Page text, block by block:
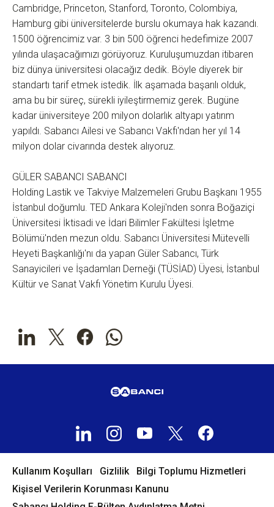
Cambridge, Princeton, Stanford, Toronto, Colombiya,
Hamburg gibi üniversitelerde burslu okumaya hak kazandı.
1500 öğrencimiz var. 3 bin 500 öğrenci hedefimize 2007
yılında ulaşacağımızı görüyoruz. Kuruluşumuzdan itibaren
biz dünya üniversitesi olacağız dedik. Böyle diyerek bir
standartı tarif etmek istedik. İlk aşamada başarılı olduk,
ama bu bir süreç, sürekli iyileştirmemiz gerek. Bugüne
kadar üniversiteye 200 milyon dolarlık altyapı yatırım
yapıldı. Sabancı Ailesi ve Sabancı Vakfı'ndan her yıl 14
milyon dolar civarında destek alıyoruz.
GÜLER SABANCI SABANCI
Holding Lastik ve Takviye Malzemeleri Grubu Başkanı 1955
İstanbul doğumlu. TED Ankara Koleji'nden sonra Boğaziçi
Üniversitesi İktisadi ve İdari Bilimler Fakültesi İşletme
Bölümü'nden mezun oldu. Sabancı Üniversitesi Mütevelli
Heyeti Başkanlığı'nı da yapan Güler Sabancı, Türk
Sanayicileri ve İşadamları Derneği (TÜSİAD) Üyesi, İstanbul
Kültür ve Sanat Vakfı Yönetim Kurulu Üyesi.
Kullanım Koşulları Gizlilik
Bilgi Toplumu Hizmetleri
Kişisel Verilerin Korunması Kanunu